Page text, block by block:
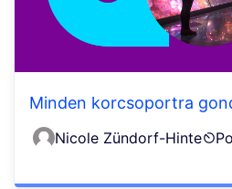
Minden korcsoportra
Nicole Zündorf-Hinte